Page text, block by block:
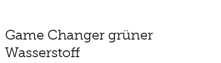
Game Changer grüner
Wasserstoff